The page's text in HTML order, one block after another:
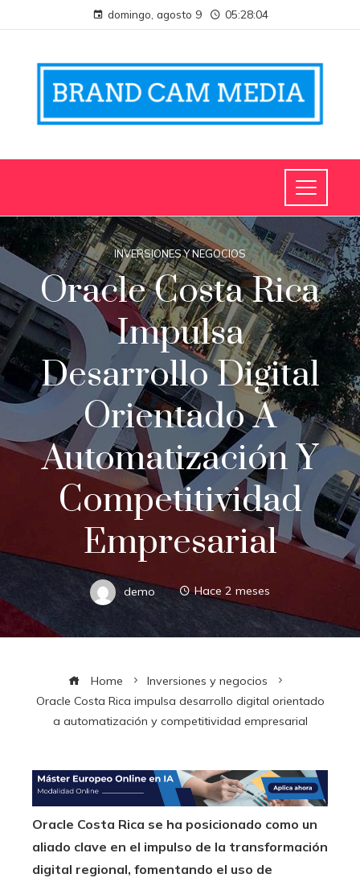
domingo, agosto 9 05:28:04
INVERSIONES Y NEGOCIOS
Oracle Costa Rica
Impulsa
Desarrollo Digital
Orientado A
Automatización Y
Competitividad
Empresarial
demo Hace 2 meses
Home
Inversiones y negocios
Oracle Costa Rica impulsa desarrollo digital orientado
a automatización y competitividad empresarial
Oracle Costa Rica se ha posicionado como un
aliado clave en el impulso de la transformación
digital regional, fomentando el uso de